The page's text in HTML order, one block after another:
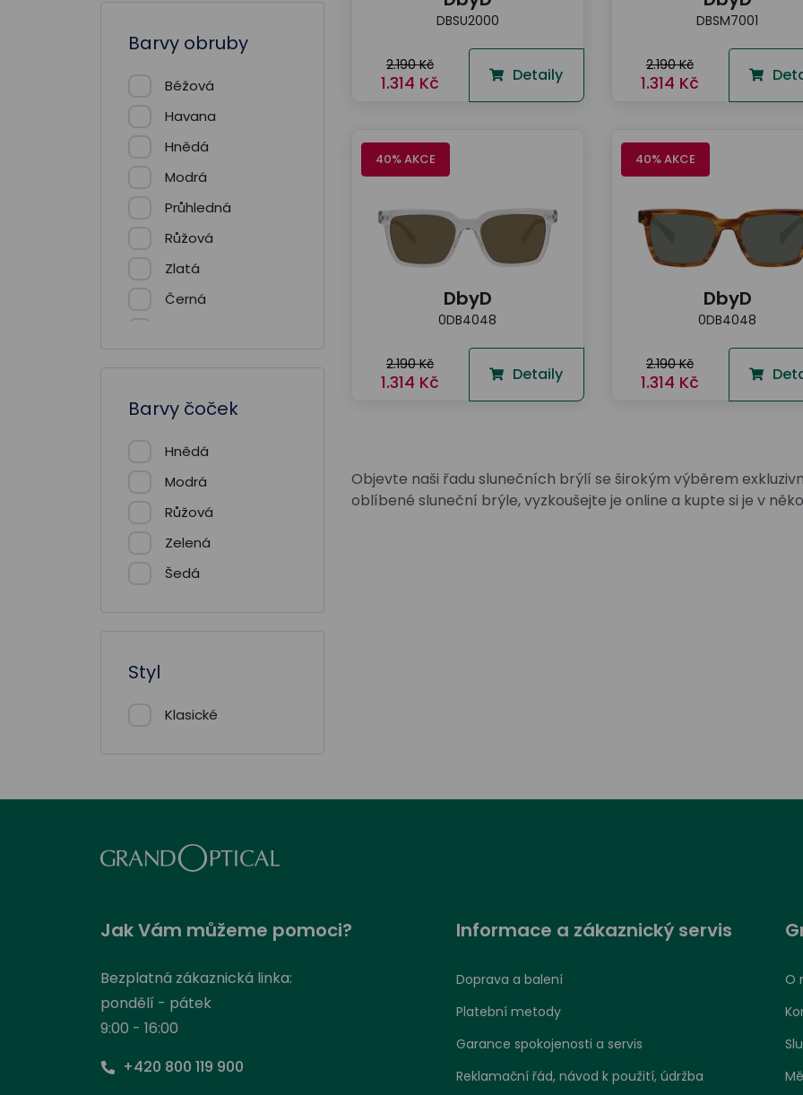
Barvy obruby
Béžová
Havana
Hnědá
Modrá
Průhledná
Růžová
Zlatá
Černá
Barvy čoček
Hnědá
Modrá
Růžová
Zelená
Šedá
Styl
Klasické
DBSU2000
2.190 Kč
1.314 Kč Detaily
DBSM7001
2.190 Kč
1.314 Kč
40% AKCE
DbyD
0DB4048
2.190 Kč
1.314 Kč Detaily
40% AKCE
DbyD
0DB4048
2.190 Kč
1.314 Kč
Objevte naši řadu slunečních brýlí se širokým výběrem
oblíbené sluneční brýle, vyzkoušejte je online a kupte si je v
Jak Vám můžeme pomoci?
Bezplatná zákaznická linka:
pondělí - pátek
9:00 - 16:00
+420 800 119 900
Informace a zákaznický servis
Doprava a balení
Platební metody
Garance spokojenosti a servis
Reklamační řád, návod k použití, údržba
O